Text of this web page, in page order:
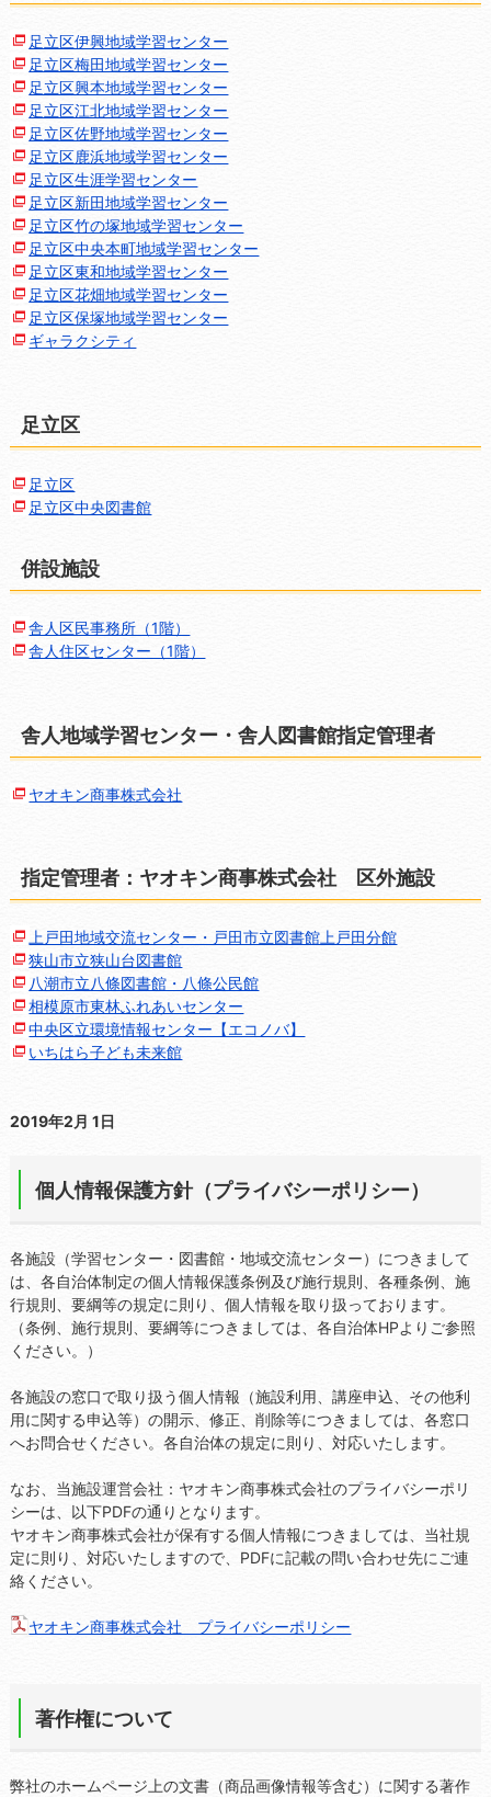
足立区伊興地域学習センター
足立区梅田地域学習センター
足立区興本地域学習センター
足立区江北地域学習センター
足立区佐野地域学習センター
足立区鹿浜地域学習センター
足立区生涯学習センター
足立区新田地域学習センター
足立区竹の塚地域学習センター
足立区中央本町地域学習センター
足立区東和地域学習センター
足立区花畑地域学習センター
足立区保塚地域学習センター
ギャラクシティ
足立区
足立区
足立区中央図書館
併設施設
舎人区民事務所（1階）
舎人住区センター（1階）
舎人地域学習センター・舎人図書館指定管理者
ヤオキン商事株式会社
指定管理者：ヤオキン商事株式会社 区外施設
上戸田地域交流センター・戸田市立図書館上戸田分館
狭山市立狭山台図書館
八潮市立八條図書館・八條公民館
相模原市東林ふれあいセンター
中央区立環境情報センター【エコノバ】
いちはら子ども未来館
2019年2月 1日
個人情報保護方針（プライバシーポリシー）
各施設（学習センター・図書館・地域交流センター）につきまして
は、各自治体制定の個人情報保護条例及び施行規則、各種条例、施
行規則、要綱等の規定に則り、個人情報を取り扱っております。
（条例、施行規則、要綱等につきましては、各自治体HPよりご参照
ください。）
各施設の窓口で取り扱う個人情報（施設利用、講座申込、その他利
用に関する申込等）の開示、修正、削除等につきましては、各窓口
へお問合せください。各自治体の規定に則り、対応いたします。
なお、当施設運営会社：ヤオキン商事株式会社のプライバシーポリ
シーは、以下PDFの通りとなります。
ヤオキン商事株式会社が保有する個人情報につきましては、当社規
定に則り、対応いたしますので、PDFに記載の問い合わせ先にご連
絡ください。
ヤオキン商事株式会社 プライバシーポリシー
著作権について
弊社のホームページ上の文書（商品画像情報等含む）に関する著作